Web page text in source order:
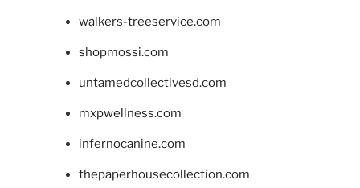
walkers-treeservice.com
shopmossi.com
untamedcollectivesd.com
mxpwellness.com
infernocanine.com
thepaperhousecollection.com